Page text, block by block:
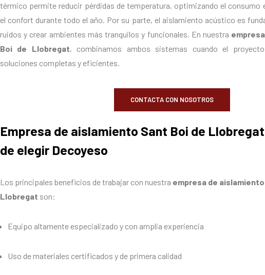
térmico permite reducir pérdidas de temperatura, optimizando el consumo
el confort durante todo el año. Por su parte, el aislamiento acústico es
ruidos y crear ambientes más tranquilos y funcionales. En nuestra
Boi de Llobregat, combinamos ambos sistemas cuando el
soluciones completas y eficientes.
CONTACTA CON NOSOTROS
Empresa de aislamiento Sant Boi de
de elegir Decoyeso
Los principales beneficios de trabajar con nuestra empresa de
Llobregat son:
Equipo altamente especializado y con amplia experiencia
Uso de materiales certificados y de primera calidad